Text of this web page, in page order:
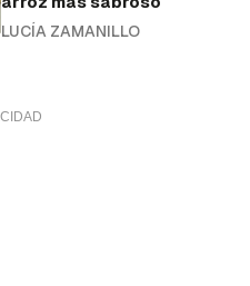
LUCÍA ZAMANILLO